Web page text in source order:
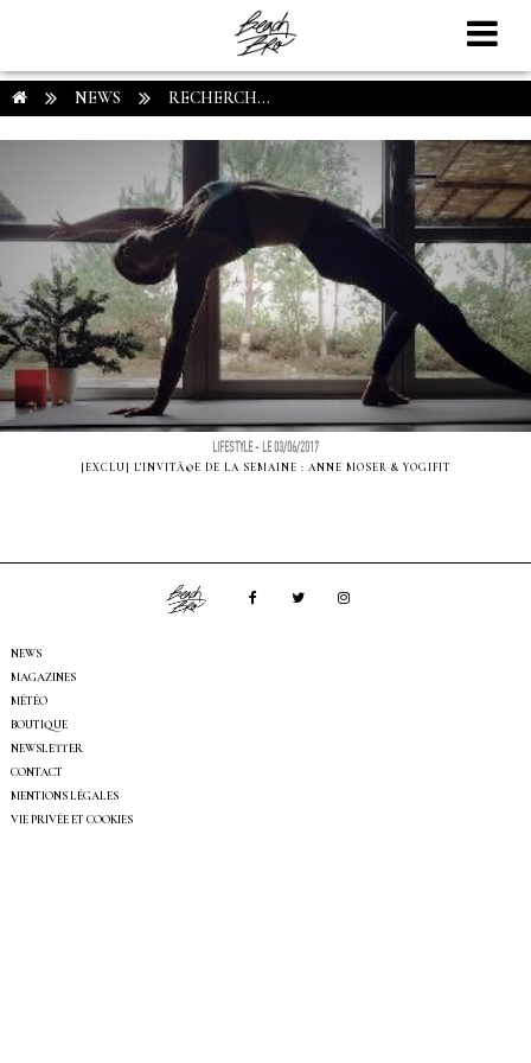
NEWS RECHERCH...
LIFESTYLE - LE 03/06/2017
[EXCLU] L'INVITÃ©E DE LA SEMAINE : ANNE MOSER & YOGIFIT
NEWS
MAGAZINES
MÉTÉO
BOUTIQUE
NEWSLETTER
CONTACT
MENTIONS LÉGALES
VIE PRIVÉE ET COOKIES